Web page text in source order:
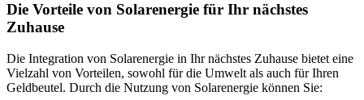
Die Vorteile von Solarenergie für Ihr nächstes
Zuhause
Die Integration von Solarenergie in Ihr nächstes Zuhause bietet eine
Vielzahl von Vorteilen, sowohl für die Umwelt als auch für Ihren
Geldbeutel. Durch die Nutzung von Solarenergie können Sie: